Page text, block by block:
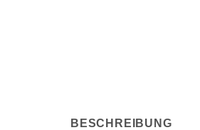
BESCHREIBUNG